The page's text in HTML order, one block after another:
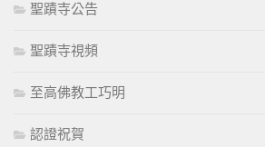
聖蹟寺公告
聖蹟寺視頻
至高佛教工巧明
認證祝賀